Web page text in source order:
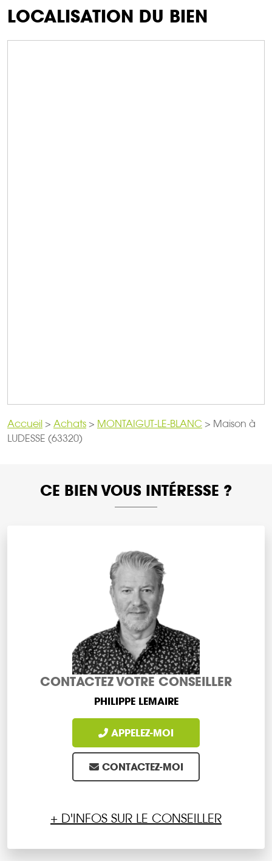
LOCALISATION DU BIEN
Accueil > Achats > MONTAIGUT-LE-BLANC > Maison à
LUDESSE (63320)
CE BIEN VOUS INTÉRESSE ?
CONTACTEZ VOTRE CONSEILLER
PHILIPPE LEMAIRE
APPELEZ-MOI
CONTACTEZ-MOI
+ D'INFOS SUR LE CONSEILLER